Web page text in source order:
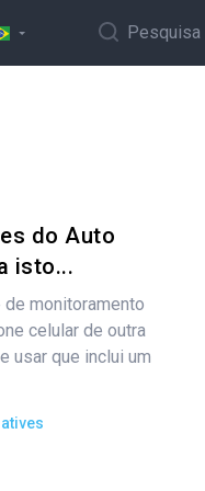
Pesquisa
do Auto
isto...
monitoramento
celular de outra
usar que inclui um